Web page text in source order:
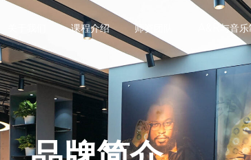
课程介绍 师资团队 A&R与音